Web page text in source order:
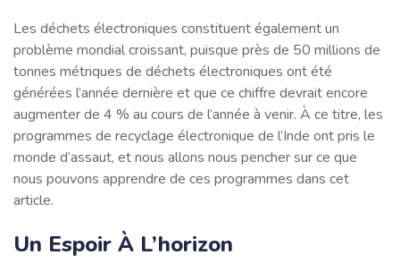
Les déchets électroniques constituent également un
problème mondial croissant, puisque près de 50 millions de
tonnes métriques de déchets électroniques ont été
générées l’année dernière et que ce chiffre devrait encore
augmenter de 4 % au cours de l’année à venir. À ce titre, les
programmes de recyclage électronique de l’Inde ont pris le
monde d’assaut, et nous allons nous pencher sur ce que
nous pouvons apprendre de ces programmes dans cet
article.
Un Espoir À L’horizon